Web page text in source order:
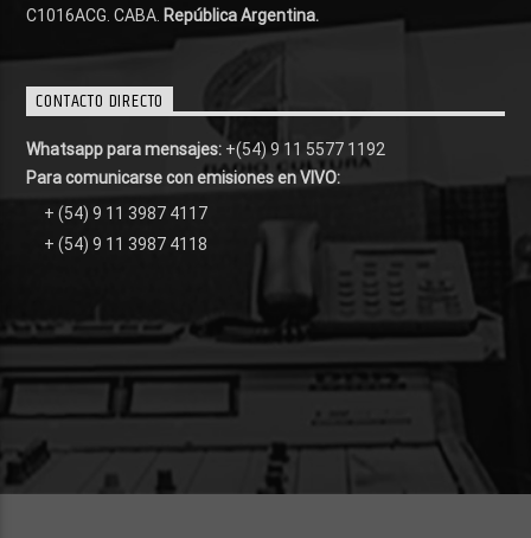
C1016ACG . CABA. República Argentina.
CONTACTO DIRECTO
Whatsapp para mensajes: +(54) 9 11 5577 1192
Para comunicarse con emisiones en VIVO:
+ (54) 9 11 3987 4117
+ (54) 9 11 3987 4118